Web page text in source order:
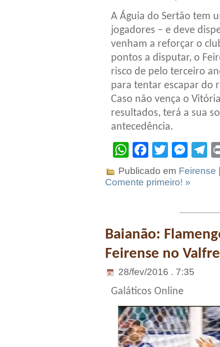
A Águia do Sertão tem
jogadores – e deve
venham a reforçar o
pontos a disputar, o
risco de pelo terceiro
para tentar escapar do
Caso não vença o
resultados, terá a sua
antecedência.
WhatsApp
Facebook
Twitter
Publicado em Feirense
Comente primeiro! »
Baianão:
Feirense no
28/fev/2016 . 7:35
Galáticos Online